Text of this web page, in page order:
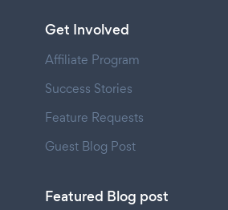
Get Involved
Affiliate Program
Success Stories
Feature Requests
Guest Blog Post
Featured Blog post